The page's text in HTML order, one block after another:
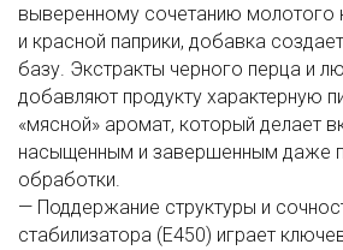
выверенному сочетанию молотого
и красной паприки, добавка
базу. Экстракты черного перца и
добавляют продукту характерную
«мясной» аромат, который делает
насыщенным и завершенным даже
обработки.
— Поддержание структуры и
стабилизатора (Е450) играет